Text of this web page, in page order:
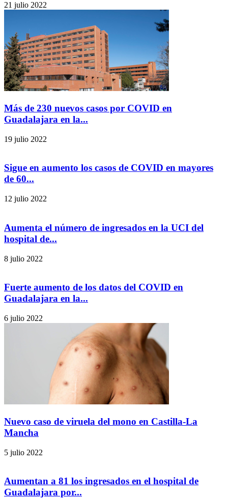
21 julio 2022
Más de 230 nuevos casos por COVID en
Guadalajara en la...
19 julio 2022
Sigue en aumento los casos de COVID en mayores
de 60...
12 julio 2022
Aumenta el número de ingresados en la UCI del
hospital de...
8 julio 2022
Fuerte aumento de los datos del COVID en
Guadalajara en la...
6 julio 2022
Nuevo caso de viruela del mono en Castilla-La
Mancha
5 julio 2022
Aumentan a 81 los ingresados en el hospital de
Guadalajara por...